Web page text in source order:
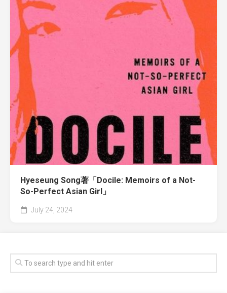
Hyeseung Song著「Docile: Memoirs of a Not-
So-Perfect Asian Girl」
July 24, 2024